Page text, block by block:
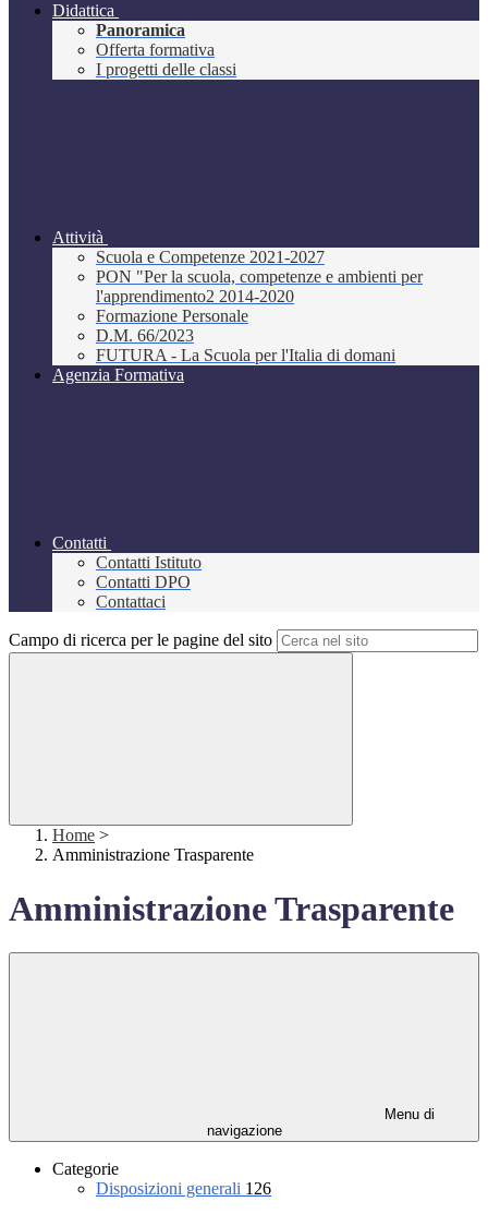
Didattica
Panoramica
Offerta formativa
I progetti delle classi
Attività
Scuola e Competenze 2021-2027
PON "Per la scuola, competenze e ambienti per
l'apprendimento2 2014-2020
Formazione Personale
D.M. 66/2023
FUTURA - La Scuola per l'Italia di domani
Agenzia Formativa
Contatti
Contatti Istituto
Contatti DPO
Contattaci
Campo di ricerca per le pagine del sito
Home >
Amministrazione Trasparente
Amministrazione Trasparente
Menu di
navigazione
Categorie
Disposizioni generali 126